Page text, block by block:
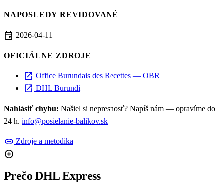
NAPOSLEDY REVIDOVANÉ
event 2026-04-11
OFICIÁLNE ZDROJE
open_in_new Office Burundais des Recettes — OBR
open_in_new DHL Burundi
Nahlásiť chybu: Našiel si nepresnosť? Napíš nám — opravíme do
24 h. info@posielanie-balikov.sk
link Zdroje a metodika
add_circle
Prečo DHL Express